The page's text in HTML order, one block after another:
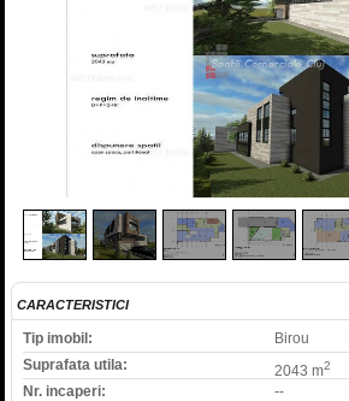
CARACTERISTICI
Tip imobil:
Birou
Suprafata utila:
2043 m2
Nr. incaperi:
--